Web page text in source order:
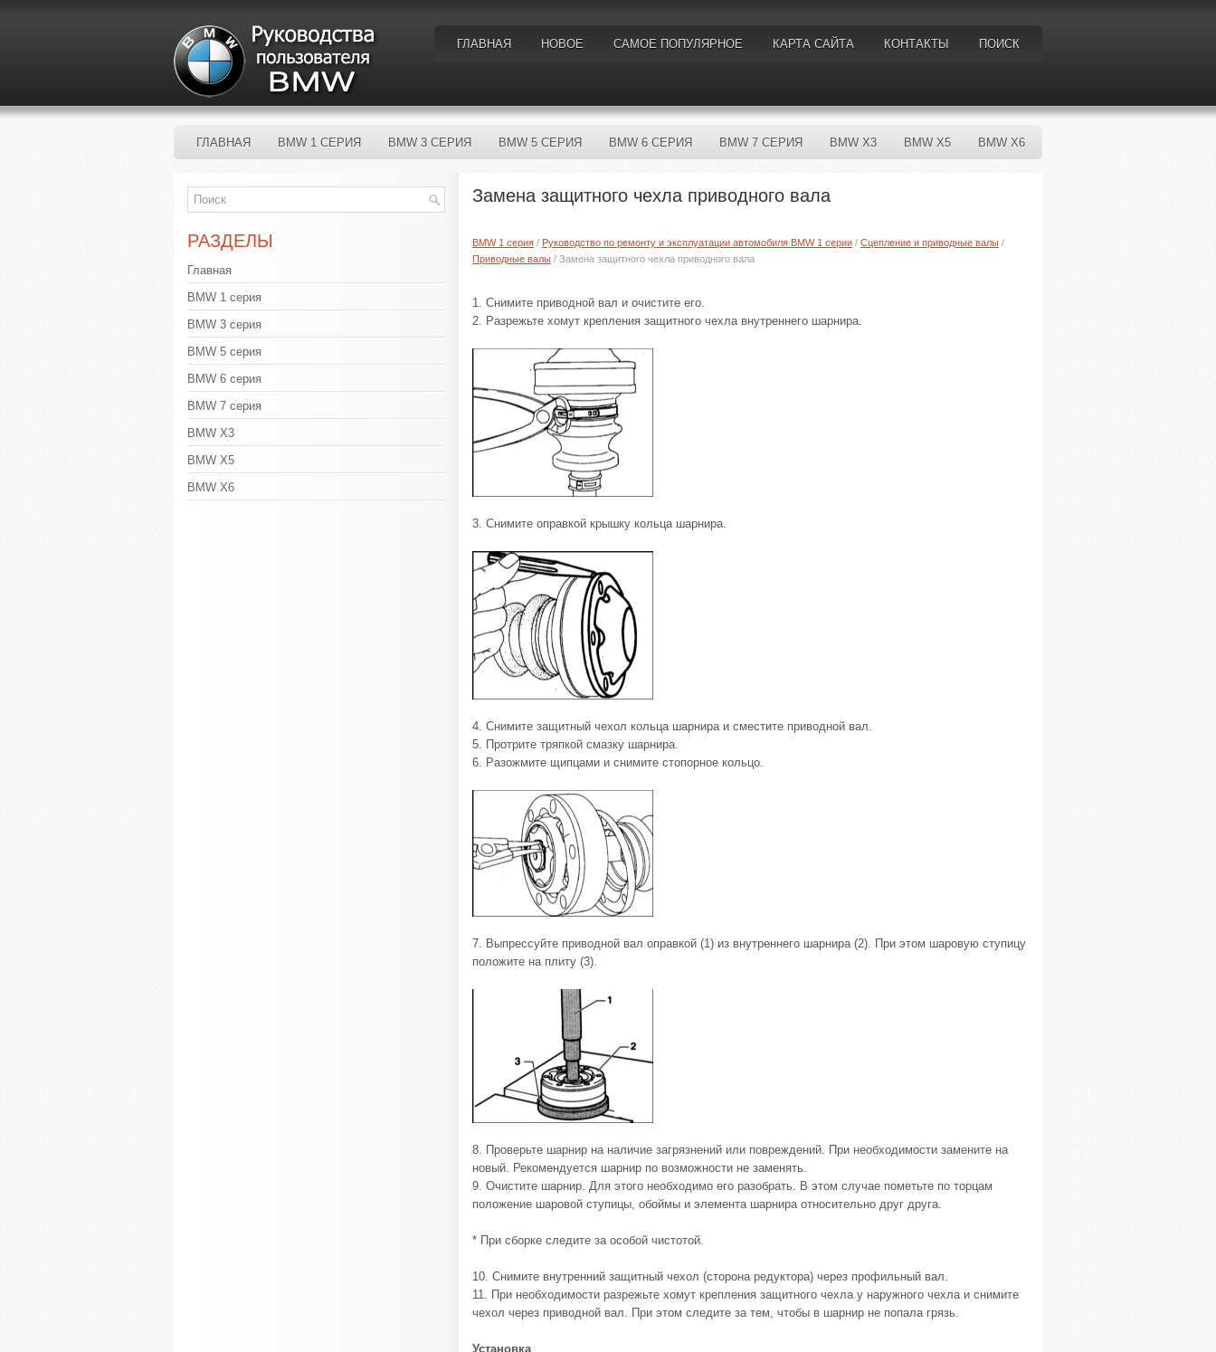
ГЛАВНАЯ НОВОЕ САМОЕ ПОПУЛЯРНОЕ КАРТА САЙТА КОНТАКТЫ ПОИСК
ГЛАВНАЯ BMW 1 СЕРИЯ BMW 3 СЕРИЯ BMW 5 СЕРИЯ BMW 6 СЕРИЯ BMW 7 СЕРИЯ BMW X3 BMW X5 BMW X6
Замена защитного чехла приводного вала
BMW 1 серия / Руководство по ремонту и эксплуатации автомобиля BMW 1 серии / Сцепление и приводные валы /
Приводные валы / Замена защитного чехла приводного вала
1. Снимите приводной вал и очистите его.
2. Разрежьте хомут крепления защитного чехла внутреннего шарнира.
3. Снимите оправкой крышку кольца шарнира.
4. Снимите защитный чехол кольца шарнира и сместите приводной вал.
5. Протрите тряпкой смазку шарнира.
6. Разожмите щипцами и снимите стопорное кольцо.
7. Выпрессуйте приводной вал оправкой (1) из внутреннего шарнира (2). При этом шаровую ступицу
положите на плиту (3).
8. Проверьте шарнир на наличие загрязнений или повреждений. При необходимости замените на
новый. Рекомендуется шарнир по возможности не заменять.
9. Очистите шарнир. Для этого необходимо его разобрать. В этом случае пометьте по торцам
положение шаровой ступицы, обоймы и элемента шарнира относительно друг друга.
* При сборке следите за особой чистотой.
10. Снимите внутренний защитный чехол (сторона редуктора) через профильный вал.
11. При необходимости разрежьте хомут крепления защитного чехла у наружного чехла и снимите
чехол через приводной вал. При этом следите за тем, чтобы в шарнир не попала грязь.
Установка
РАЗДЕЛЫ
Главная
BMW 1 серия
BMW 3 серия
BMW 5 серия
BMW 6 серия
BMW 7 серия
BMW X3
BMW X5
BMW X6